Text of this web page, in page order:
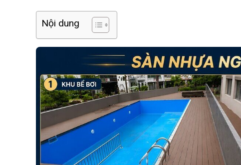
Nội dung